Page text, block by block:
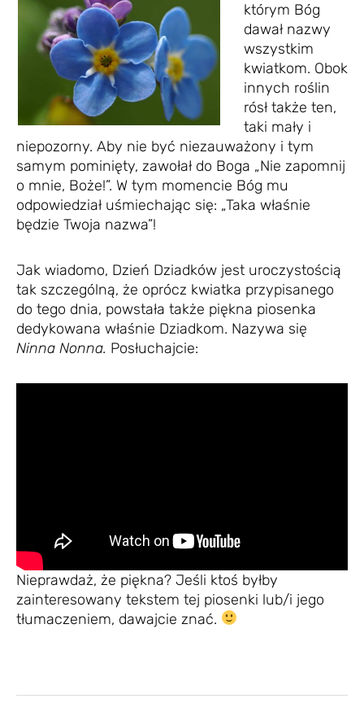
którym Bóg
dawał nazwy
wszystkim
kwiatkom. Obok
innych roślin
rósł także ten,
taki mały i
niepozorny. Aby nie być niezauważony i tym
samym pominięty, zawołał do Boga „Nie zapomnij
o mnie, Boże!”. W tym momencie Bóg mu
odpowiedział uśmiechając się: „Taka właśnie
będzie Twoja nazwa”!
Jak wiadomo, Dzień Dziadków jest uroczystością
tak szczególną, że oprócz kwiatka przypisanego
do tego dnia, powstała także piękna piosenka
dedykowana właśnie Dziadkom. Nazywa się
Ninna Nonna. Posłuchajcie:
Nieprawdaż, że piękna? Jeśli ktoś byłby
zainteresowany tekstem tej piosenki lub/i jego
tłumaczeniem, dawajcie znać.